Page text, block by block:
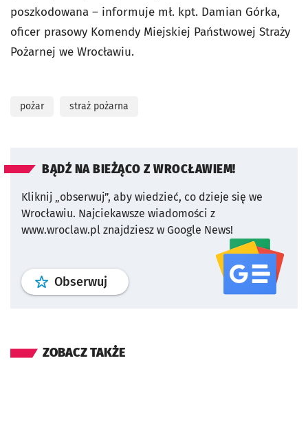
poszkodowana – informuje mł. kpt. Damian Górka,
oficer prasowy Komendy Miejskiej Państwowej Straży
Pożarnej we Wrocławiu.
pożar straż pożarna
BĄDŹ NA BIEŻĄCO Z WROCŁAWIEM!
Kliknij „obserwuj”, aby wiedzieć, co dzieje się we
Wrocławiu. Najciekawsze wiadomości z
www.wroclaw.pl znajdziesz w Google News!
Obserwuj profil serwisu
ZOBACZ TAKŻE